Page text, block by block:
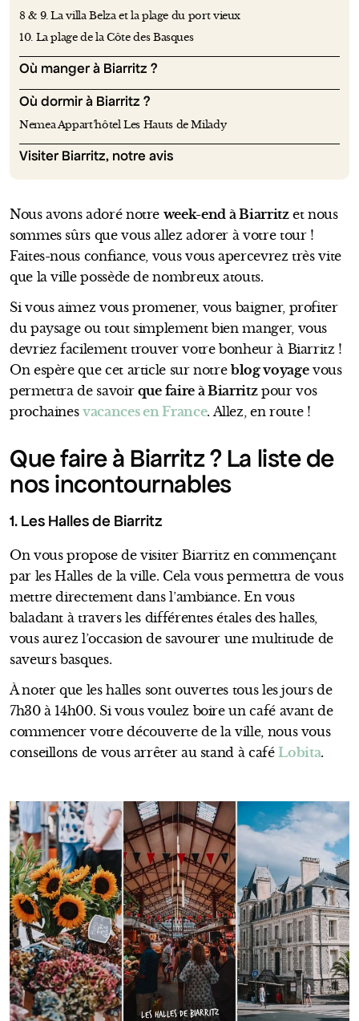
8 & 9. La villa Belza et la plage du port vieux
10. La plage de la Côte des Basques
Où manger à Biarritz ?
Où dormir à Biarritz ?
Nemea Appart’hôtel Les Hauts de Milady
Visiter Biarritz, notre avis
Nous avons adoré notre week-end à Biarritzet nous
sommes sûrs que vous allez adorer à votre tour !
Faites-nous confiance, vous vous apercevrez très vite
que la ville possède de nombreux atouts.
Si vous aimez vous promener, vous baigner, profiter
du paysage ou tout simplement bien manger, vous
devriez facilement trouver votre bonheur à Biarritz !
On espère que cet article sur notreblog voyagevous
permettra de savoir que faire à Biarritzpour vos
prochainesvacances en France. Allez, en route !
Que faire à Biarritz ? La liste de
nos incontournables
1. Les Halles de Biarritz
On vous propose de visiter Biarritz en commençant
par les Halles de la ville. Cela vous permettra de vous
mettre directement dans l’ambiance. En vous
baladant à travers les différentes étales des halles,
vous aurez l’occasion de savourer une multitude de
saveurs basques.
À noter que les halles sont ouvertes tous les jours de
7h30 à 14h00. Si vous voulez boire un café avant de
commencer votre découverte de la ville, nous vous
conseillons de vous arrêter au stand à caféLobita.
LES HALLES DE BIARRITZ